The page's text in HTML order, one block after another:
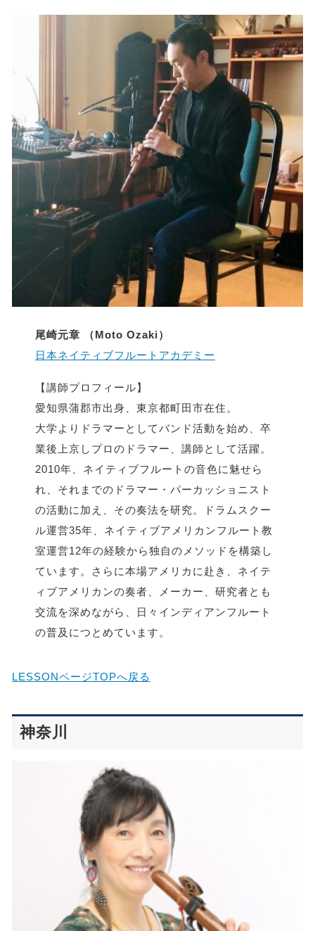
尾崎元章 （Moto Ozaki）
日本ネイティブフルートアカデミー
【講師プロフィール】
愛知県蒲郡市出身、東京都町田市在住。
大学よりドラマーとしてバンド活動を始め、卒
業後上京しプロのドラマー、講師として活躍。
2010年、ネイティブフルートの音色に魅せら
れ、それまでのドラマー・パーカッショニスト
の活動に加え、その奏法を研究。ドラムスクー
ル運営35年、ネイティブアメリカンフルート教
室運営12年の経験から独自のメソッドを構築し
ています。さらに本場アメリカに赴き、ネイテ
ィブアメリカンの奏者、メーカー、研究者とも
交流を深めながら、日々インディアンフルート
の普及につとめています。
LESSONページTOPへ戻る
神奈川